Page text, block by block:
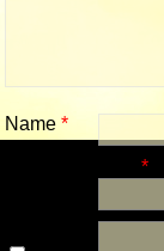
Name *
*